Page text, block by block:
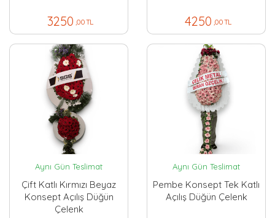
3250 ,00 TL 4250 ,00 TL
Aynı Gün Teslimat
Çift Katlı Kırmızı Beyaz
Konsept Açılış Düğün
Çelenk
Aynı Gün Teslimat
Pembe Konsept Tek Katlı
Açılış Düğün Çelenk